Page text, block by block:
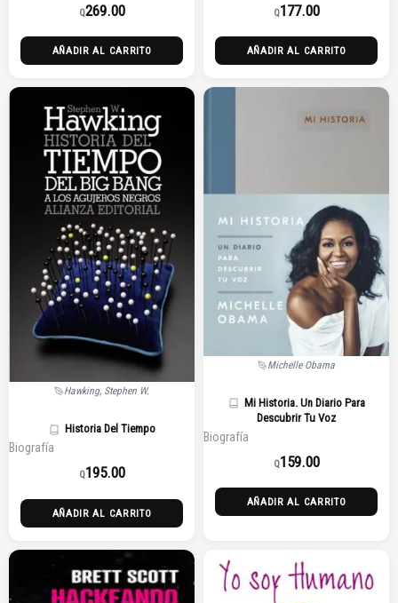
Q269.00
AÑADIR AL CARRITO
Q177.00
AÑADIR AL CARRITO
Hawking, Stephen W.
Historia Del Tiempo
Biografía
Q195.00
AÑADIR AL CARRITO
Michelle Obama
Mi Historia. Un Diario Para
Descubrir Tu Voz
Biografía
Q159.00
AÑADIR AL CARRITO